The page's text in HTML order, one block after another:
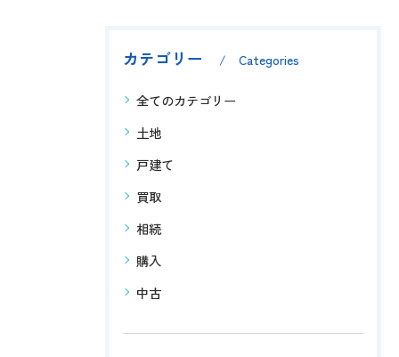
カテゴリー Categories
全てのカテゴリー
土地
戸建て
買取
相続
購入
中古